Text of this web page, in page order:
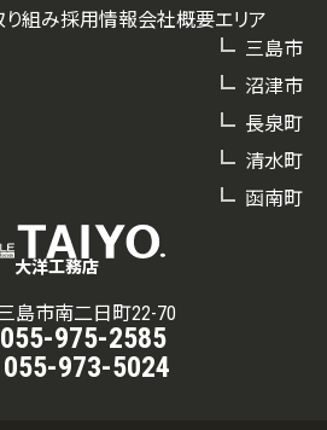
大洋工務店
島市南二日町22-70
055-975-2585
055-973-5024
り組み採用情報会社概要エリア
三島市
沼津市
長泉町
清水町
函南町